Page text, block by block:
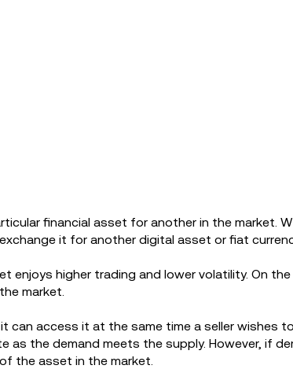
financial asset for another in the market.
it for another digital asset or fiat
enjoys higher trading and lower volatility. On
market.
access it at the same time a seller wishes
the demand meets the supply. However, if
the asset in the market.